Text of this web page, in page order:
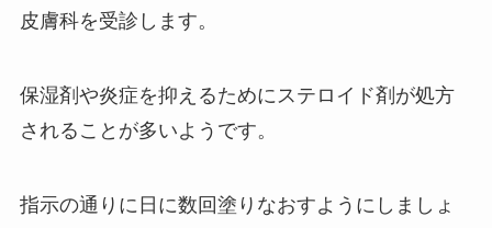
皮膚科を受診します。
保湿剤や炎症を抑えるためにステロイド剤が処方
されることが多いようです。
指示の通りに日に数回塗りなおすようにしましょ